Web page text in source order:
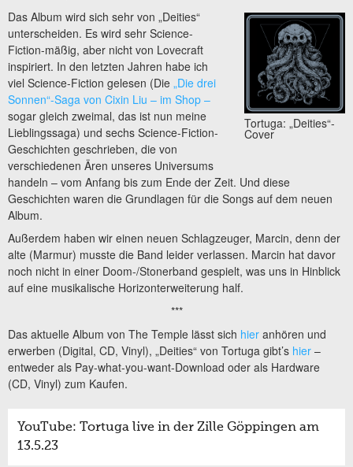
Tortuga: „Deities“-
Cover
Das Album wird sich sehr von „Deities“
unterscheiden. Es wird sehr Science-
Fiction-mäßig, aber nicht von Lovecraft
inspiriert. In den letzten Jahren habe ich
viel Science-Fiction gelesen (Die „Die drei
Sonnen“-Saga von Cixin Liu – im Shop –
sogar gleich zweimal, das ist nun meine
Lieblingssaga) und sechs Science-Fiction-
Geschichten geschrieben, die von
verschiedenen Ären unseres Universums
handeln – vom Anfang bis zum Ende der Zeit. Und diese
Geschichten waren die Grundlagen für die Songs auf dem neuen
Album.
Außerdem haben wir einen neuen Schlagzeuger, Marcin, denn der
alte (Marmur) musste die Band leider verlassen. Marcin hat davor
noch nicht in einer Doom-/Stonerband gespielt, was uns in Hinblick
auf eine musikalische Horizonterweiterung half.
***
Das aktuelle Album von The Temple lässt sich hier anhören und
erwerben (Digital, CD, Vinyl), „Deities“ von Tortuga gibt’s hier –
entweder als Pay-what-you-want-Download oder als Hardware
(CD, Vinyl) zum Kaufen.
YouTube: Tortuga live in der Zille Göppingen am
13.5.23